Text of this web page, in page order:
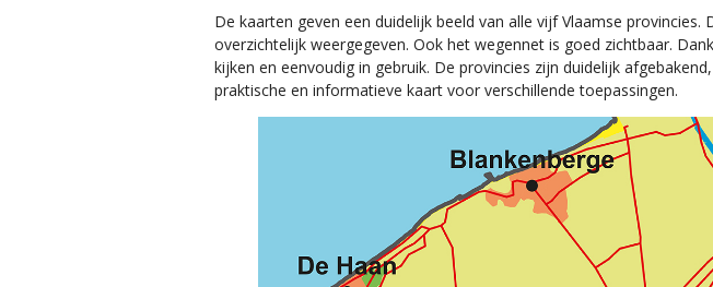
De kaarten geven een duidelijk beeld van alle vijf Vlaamse
overzichtelijk weergegeven. Ook het wegennet is goed zichtbaar.
kijken en eenvoudig in gebruik. De provincies zijn duidelijk
praktische en informatieve kaart voor verschillende toepassingen.